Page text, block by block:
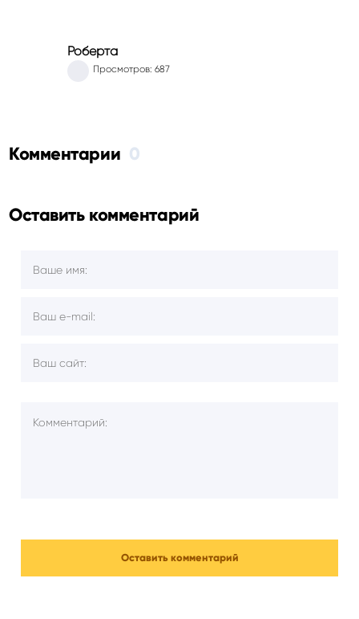
Роберта
Просмотров: 687
Комментарии 0
Оставить комментарий